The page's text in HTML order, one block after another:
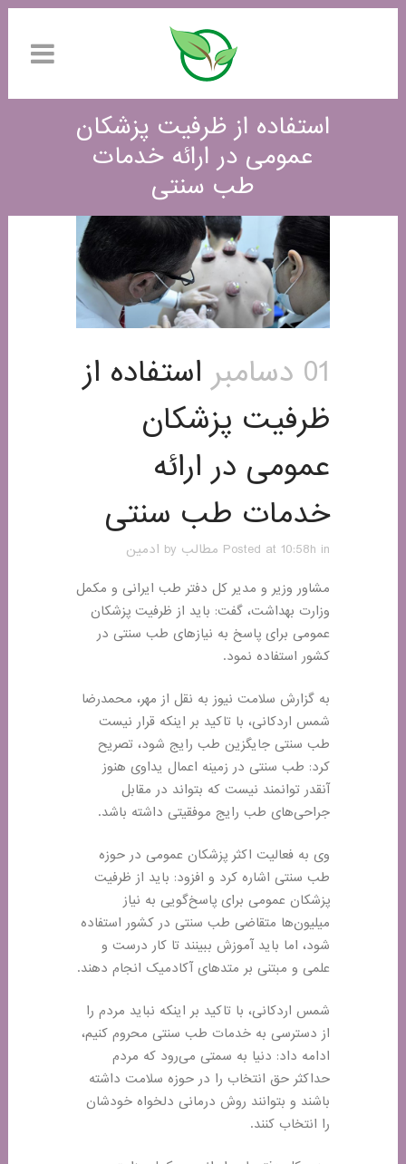
استفاده از ظرفیت پزشکان
عمومی در ارائه خدمات
طب سنتی
01 دسامبر
استفاده از
ظرفیت پزشکان
عمومی در ارائه
خدمات طب سنتی
Posted at 10:58h in مطالب by ادمین
مشاور وزیر و مدیر کل دفتر طب ایرانی و مکمل
وزارت بهداشت، گفت: باید از ظرفیت پزشکان
عمومی برای پاسخ به نیازهای طب سنتی در
کشور استفاده نمود.
به گزارش سلامت نیوز به نقل از مهر، محمدرضا
شمس اردکانی، با تاکید بر اینکه قرار نیست
طب سنتی جایگزین طب رایج شود، تصریح
کرد: طب سنتی در زمینه اعمال یداوی هنوز
آنقدر توانمند نیست که بتواند در مقابل
جراحی‌های طب رایج موفقیتی داشته باشد.
وی به فعالیت اکثر پزشکان عمومی در حوزه
طب سنتی اشاره کرد و افزود: باید از ظرفیت
پزشکان عمومی برای پاسخ‌گویی به نیاز
میلیون‌ها متقاضی طب سنتی در کشور استفاده
شود، اما باید آموزش ببینند تا کار درست و
علمی و مبتنی بر متدهای آکادمیک انجام دهند.
شمس اردکانی، با تاکید بر اینکه نباید مردم را
از دسترسی به خدمات طب سنتی محروم کنیم،
ادامه داد: دنیا به سمتی می‌رود که مردم
حداکثر حق انتخاب را در حوزه سلامت داشته
باشند و بتوانند روش درمانی دلخواه خودشان
را انتخاب کنند.